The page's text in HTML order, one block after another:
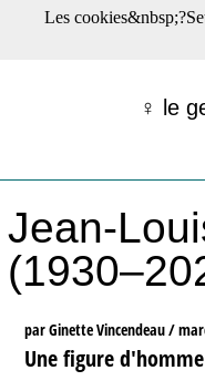
Films récents
Tribunes
Archives
Actu : "La Nouvelle
S’abonner à la Lettre !
♀ le
Jean-
par Ginette Vincendeau /
Une figure
Les